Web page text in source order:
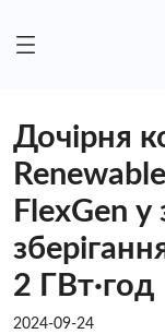
Дочірня
FlexGen
2 ГВт·год
2024-09-24